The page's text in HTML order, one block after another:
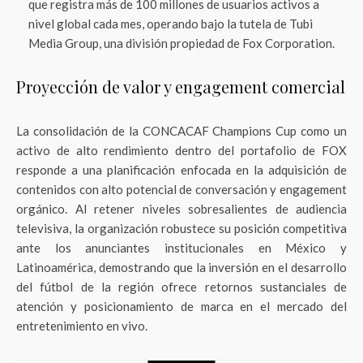
que registra más de 100 millones de usuarios activos a
nivel global cada mes, operando bajo la tutela de Tubi
Media Group, una división propiedad de Fox Corporation.
Proyección de valor y engagement comercial
La consolidación de la CONCACAF Champions Cup como un
activo de alto rendimiento dentro del portafolio de FOX
responde a una planificación enfocada en la adquisición de
contenidos con alto potencial de conversación y engagement
orgánico. Al retener niveles sobresalientes de audiencia
televisiva, la organización robustece su posición competitiva
ante los anunciantes institucionales en México y
Latinoamérica, demostrando que la inversión en el desarrollo
del fútbol de la región ofrece retornos sustanciales de
atención y posicionamiento de marca en el mercado del
entretenimiento en vivo.